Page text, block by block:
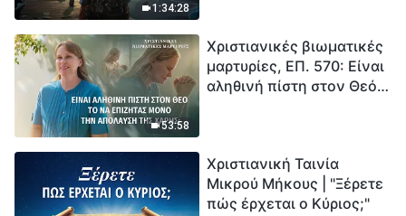
1:34:28
εξαφάνισης». Οι
καταστροφές χτυπούν.
Ξεκινά η αντίστροφη
53:58
Χριστιανικές βιωματικές
μαρτυρίες, ΕΠ. 570: Είναι
αληθινή πίστη στον Θεό
Χριστιανική Ταινία
Μικρού Μήκους | "Ξέρετε
πώς έρχεται ο Κύριος;"